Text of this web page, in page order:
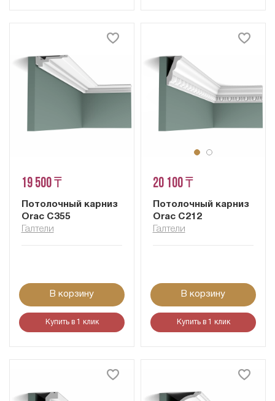
19 500 ₸
Потолочный карниз
Orac C355
Галтели
В корзину
Купить в 1 клик
20 100 ₸
Потолочный карниз
Orac C212
Галтели
В корзину
Купить в 1 клик